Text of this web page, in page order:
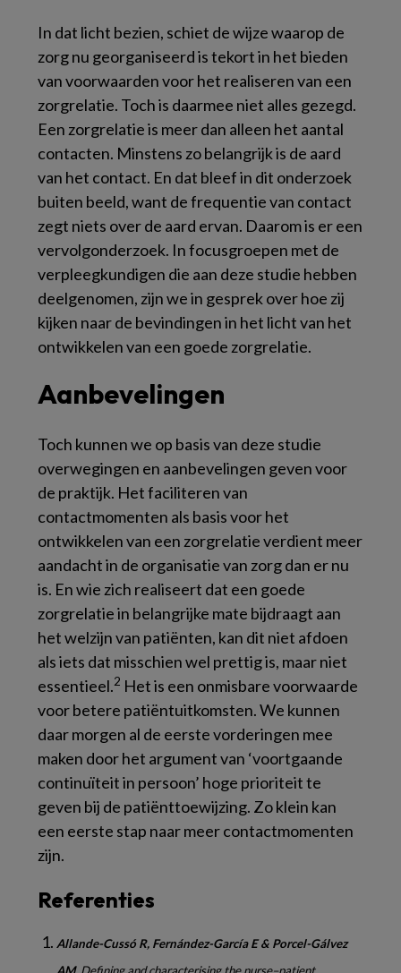
In dat licht bezien, schiet de wijze waarop de
zorg nu georganiseerd is tekort in het bieden
van voorwaarden voor het realiseren van een
zorgrelatie. Toch is daarmee niet alles gezegd.
Een zorgrelatie is meer dan alleen het aantal
contacten. Minstens zo belangrijk is de aard
van het contact. En dat bleef in dit onderzoek
buiten beeld, want de frequentie van contact
zegt niets over de aard ervan. Daarom is er een
vervolgonderzoek. In focusgroepen met de
verpleegkundigen die aan deze studie hebben
deelgenomen, zijn we in gesprek over hoe zij
kijken naar de bevindingen in het licht van het
ontwikkelen van een goede zorgrelatie.
Aanbevelingen
Toch kunnen we op basis van deze studie
overwegingen en aanbevelingen geven voor
de praktijk. Het faciliteren van
contactmomenten als basis voor het
ontwikkelen van een zorgrelatie verdient meer
aandacht in de organisatie van zorg dan er nu
is. En wie zich realiseert dat een goede
zorgrelatie in belangrijke mate bijdraagt aan
het welzijn van patiënten, kan dit niet afdoen
als iets dat misschien wel prettig is, maar niet
essentieel.2 Het is een onmisbare voorwaarde
voor betere patiëntuitkomsten. We kunnen
daar morgen al de eerste vorderingen mee
maken door het argument van ‘voortgaande
continuïteit in persoon’ hoge prioriteit te
geven bij de patiënttoewijzing. Zo klein kan
een eerste stap naar meer contactmomenten
zijn.
Referenties
Allande-Cussó R, Fernández-García E & Porcel-Gálvez
AM. Defining and characterising the nurse–patient